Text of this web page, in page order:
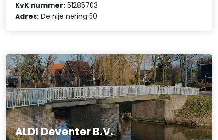
KvK nummer: 51285703
Adres: De nije nering 50
ALDI Deventer B.V.